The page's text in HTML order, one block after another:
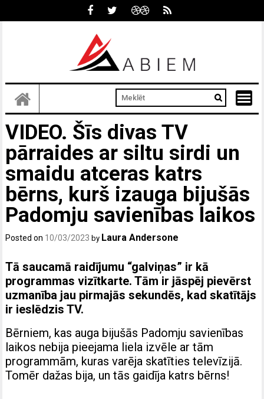
VIDEO. Šīs divas TV
pārraides ar siltu sirdi un
smaidu atceras katrs
bērns, kurš izauga bijušās
Padomju savienības laikos
Posted on 10/03/2023 by Laura Andersone
Tā saucamā raidījumu “galviņas” ir kā
programmas vizītkarte.Tām ir jāspēj pievērst
uzmanība jau pirmajās sekundēs, kad skatītājs
ir ieslēdzis TV.
Bērniem, kas auga bijušās Padomju savienības
laikos nebija pieejama liela izvēle ar tām
programmām, kuras varēja skatīties televīzijā.
Tomēr dažas bija, un tās gaidīja katrs bērns!